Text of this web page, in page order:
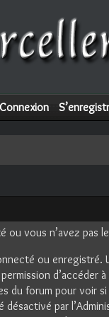
Connexion
ou vous n’avez pas
ou enregistré.
permission
du forum pour voir
désactivé par